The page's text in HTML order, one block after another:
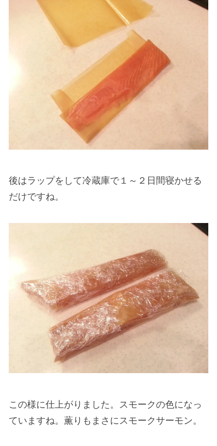
後はラップをして冷蔵庫で１～２日間寝かせる
だけですね。
この様に仕上がりました。スモークの色になっ
ていますね。薫りもまさにスモークサーモン。